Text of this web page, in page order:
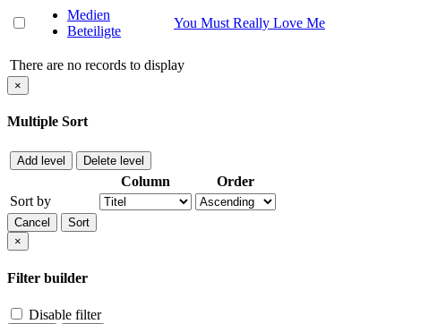
Medien
Beteiligte
You Must Really Love Me
There are no records to display
×
Multiple Sort
Add level Delete level
Column
Order
Sort by
Cancel
Sort
×
Filter builder
Disable filter